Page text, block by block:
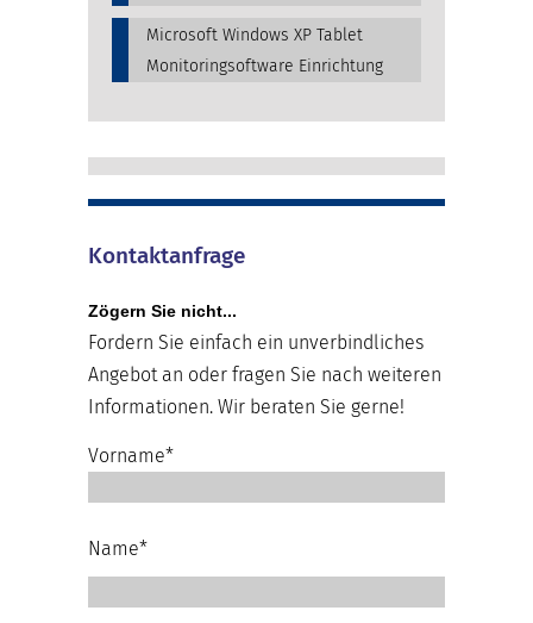
Microsoft Windows XP Tablet
Monitoringsoftware Einrichtung
Kontaktanfrage
Zögern Sie nicht...
Fordern Sie einfach ein unverbindliches
Angebot an oder fragen Sie nach weiteren
Informationen. Wir beraten Sie gerne!
Vorname*
Name*